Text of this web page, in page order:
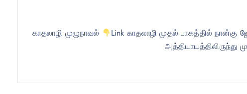
காதலாழி முழுநாவல்
Link காதலாழி முதல் பாகத்தில்
அத்தியாயத்திலிருந்து